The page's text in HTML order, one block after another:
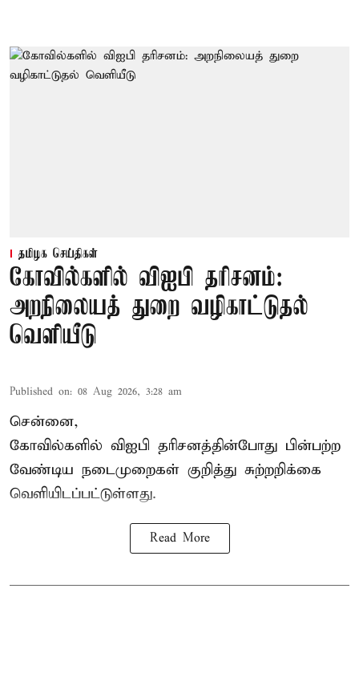
தமிழக செய்திகள்
கோவில்களில் விஐபி தரிசனம்:
அறநிலையத் துறை வழிகாட்டுதல்
வெளியீடு
Published on: 08 Aug 2026, 3:28 am
சென்னை,
கோவில்களில் விஐபி தரிசனத்தின்போது பின்பற்ற
வேண்டிய நடைமுறைகள் குறித்து சுற்றறிக்கை
வெளியிடப்பட்டுள்ளது.
Read More